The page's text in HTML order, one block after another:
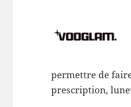
permettre de
prescription,